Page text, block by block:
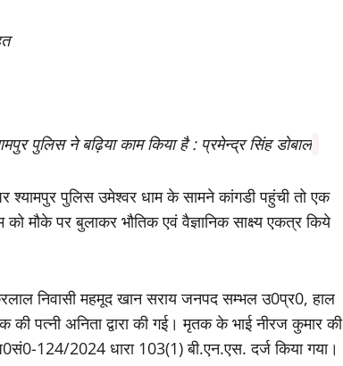
पुलिस ने बढ़िया काम किया है : प्रमेन्द्र सिंह डोबाल
श्यामपुर पुलिस उमेश्वर धाम के सामने कांगडी पहुंची तो एक
मौके पर बुलाकर भौतिक एवं वैज्ञानिक साक्ष्य एकत्र किये
निवासी महमूद खान सराय जनपद सम्भल उ0प्र0, हाल
की पत्नी अनिता द्वारा की गई। मृतक के भाई नीरज कुमार की
124/2024 धारा 103(1) बी.एन.एस. दर्ज किया गया।